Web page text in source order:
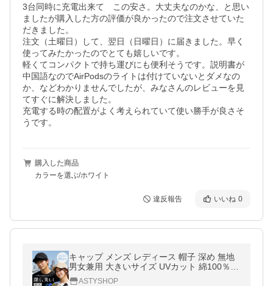
3台同時に充電出来て　この安さ。大丈夫なのかな、と思い
ましたが購入した方の評価が良かったので注文させていた
だきました。
注文（土曜日）して、翌日（日曜日）に届きました。早く
使ってみたかったのでとても嬉しいです。
軽くてコンパクトで持ち運びにも便利そうです。説明書が
中国語なのでAirPodsのライトは付けていないとダメなの
か、などわかりませんでしたが、みなさんのレビューを見
てすぐに解決しました。
充電する時の配置がよく考えられていて使い勝手が良さそ
うです。
購入した商品
カラーを選ぶ/ホワイト
違反報告 いいね 0
キャップ メンズ レディース 帽子 深め 無地
男女兼用 大きいサイズ UVカット 綿100％ 2
0代 30代 40代 50代 BALLOT バロット
ASTYSHOP